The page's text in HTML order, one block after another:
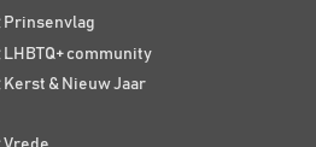
Prinsenvlag
community
& Nieuw Jaar